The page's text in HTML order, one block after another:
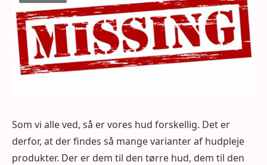
Som vi alle ved, så er vores hud forskellig. Det er
derfor, at der findes så mange varianter af hudpleje
produkter. Der er dem til den tørre hud, dem til den